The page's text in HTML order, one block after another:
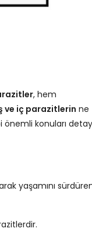
, hem
ve iç parazitlerin ne
konuları
yaşamını